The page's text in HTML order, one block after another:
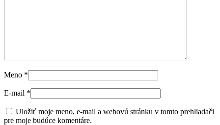
Meno *
E-mail *
Uložiť moje meno, e-mail a webovú stránku v tomto prehliadači
pre moje budúce komentáre.